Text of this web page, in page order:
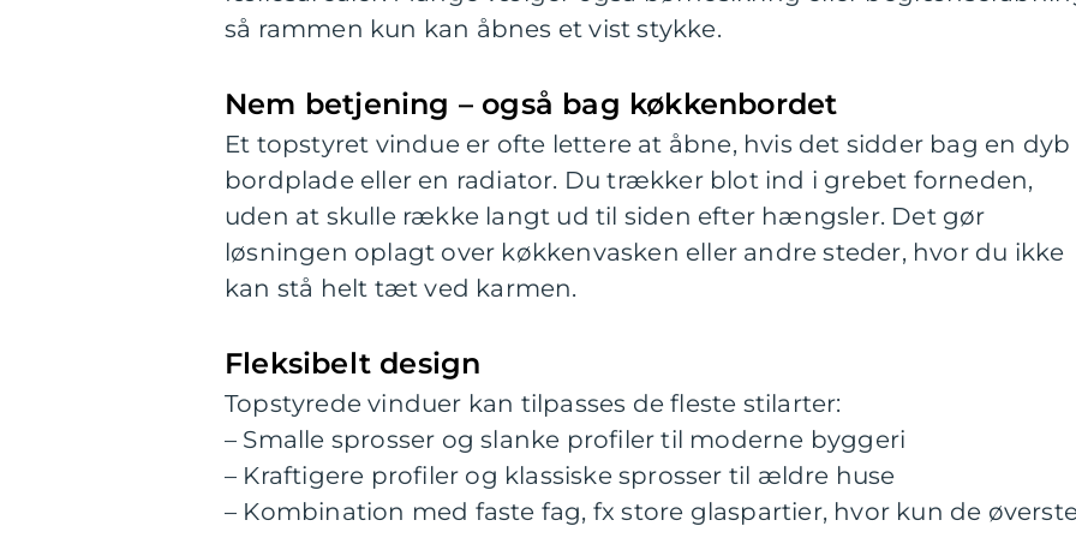
så rammen kun kan åbnes et vist stykke.
Nem betjening – også bag køkkenbordet
Et topstyret vindue er ofte lettere at åbne, hvis det sidder bag en dyb
bordplade eller en radiator. Du trækker blot ind i grebet forneden,
uden at skulle række langt ud til siden efter hængsler. Det gør
løsningen oplagt over køkkenvasken eller andre steder, hvor du ikke
kan stå helt tæt ved karmen.
Fleksibelt design
Topstyrede vinduer kan tilpasses de fleste stilarter:
– Smalle sprosser og slanke profiler til moderne byggeri
– Kraftigere profiler og klassiske sprosser til ældre huse
– Kombination med faste fag, fx store glaspartier, hvor kun de